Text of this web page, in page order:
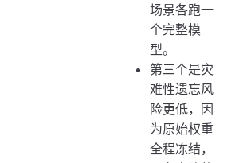
场景各跑一
个完整模
型。
第三个是灾
难性遗忘风
险更低，因
为原始权重
全程冻结，